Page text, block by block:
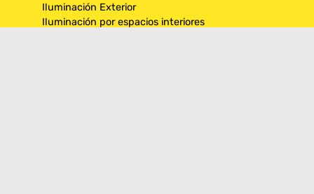
Iluminación Exterior
Iluminación por espacios interiores